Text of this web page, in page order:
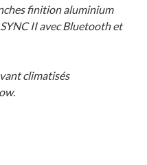
finition aluminium
II avec Bluetooth et
climatisés